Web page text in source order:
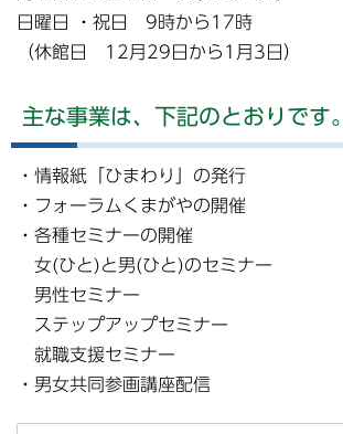
日曜日 ・祝日 9時から17時
（休館日 12月29日から1月3日）
主な事業は、下記のとおりです。
・情報紙「ひまわり」の発行
・フォーラムくまがやの開催
・各種セミナーの開催
女(ひと)と男(ひと)のセミナー
男性セミナー
ステップアップセミナー
就職支援セミナー
・男女共同参画講座配信